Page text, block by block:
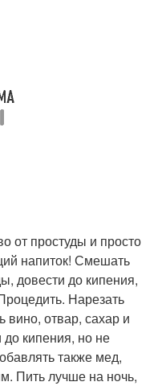
от простуды и просто
напиток! Смешать
довести до кипения,
Нарезать
отвар, сахар и
до кипения, но не
также мед,
Пить лучше на ночь,